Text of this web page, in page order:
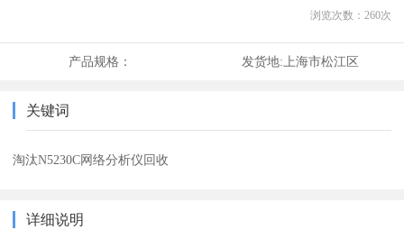
浏览次数： 260次
产品规格： 发货地:上海市松江区
关键词
淘汰N5230C网络分析仪回收
详细说明